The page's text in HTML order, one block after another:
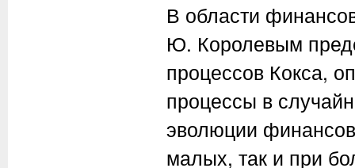
В области
Ю. Королевым
процессов Кокса,
процессы в
эволюции
малых, так и при